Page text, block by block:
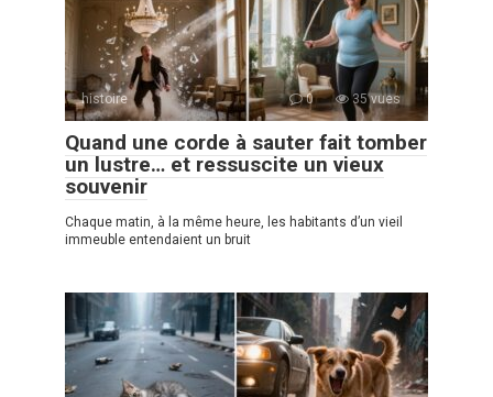
histoire 0 35 vues
Quand une corde à sauter fait tomber
un lustre… et ressuscite un vieux
souvenir
Chaque matin, à la même heure, les habitants d’un vieil
immeuble entendaient un bruit